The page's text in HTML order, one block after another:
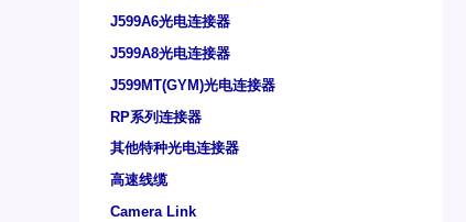
J599A6光电连接器
J599A8光电连接器
J599MT(GYM)光电连接器
RP系列连接器
其他特种光电连接器
高速线缆
Camera Link